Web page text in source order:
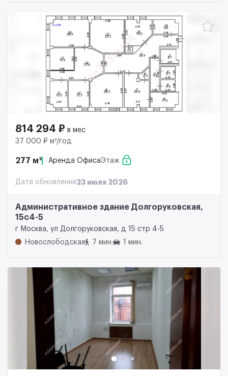
814 294 ₽ в мес
37 000 ₽ м²/год
277 м² Аренда ОфисаЭтаж
Дата обновления23 июля 2026
Административное здание Долгоруковская,
15с4-5
г Москва, ул Долгоруковская, д 15 стр 4-5
Новослободская
7 мин. 1 мин.